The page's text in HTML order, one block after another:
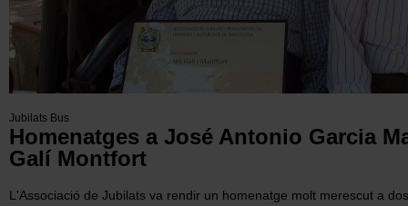
Jubilats Bus
Homenatges a José Antonio Garcia
Galí Montfort
L'Associació de Jubilats va rendir un homenatge molt merescut a